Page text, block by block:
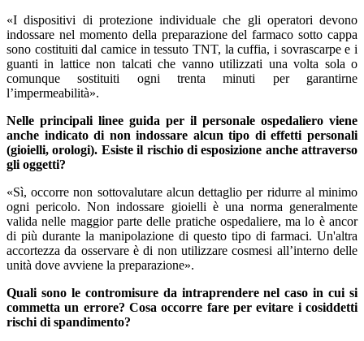
«I dispositivi di protezione individuale che gli operatori devono
indossare nel momento della preparazione del farmaco sotto cappa
sono costituiti dal camice in tessuto TNT, la cuffia, i sovrascarpe e i
guanti in lattice non talcati che vanno utilizzati una volta sola o
comunque sostituiti ogni trenta minuti per garantirne
l’impermeabilità».
Nelle principali linee guida per il personale ospedaliero viene
anche indicato di non indossare alcun tipo di effetti personali
(gioielli, orologi). Esiste il rischio di esposizione anche attraverso
gli oggetti?
«Sì, occorre non sottovalutare alcun dettaglio per ridurre al minimo
ogni pericolo. Non indossare gioielli è una norma generalmente
valida nelle maggior parte delle pratiche ospedaliere, ma lo è ancor
di più durante la manipolazione di questo tipo di farmaci. Un'altra
accortezza da osservare è di non utilizzare cosmesi all’interno delle
unità dove avviene la preparazione».
Quali sono le contromisure da intraprendere nel caso in cui si
commetta un errore? Cosa occorre fare per evitare i cosiddetti
rischi di spandimento?